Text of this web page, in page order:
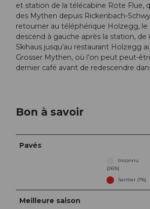
et station de la télécabine Rote Flue,
des Mythen depuis Rickenbach-
retourner au téléphérique Holzegg, le
descend à gauche après la station, de
Skihaus jusqu’au restaurant Holzegg
Grosser Mythen, où l’on peut peut-
dernier café avant de redescendre
Bon à savoir
Pavés
Inconnu
(26%)
Sentier (1%)
Meilleure saison